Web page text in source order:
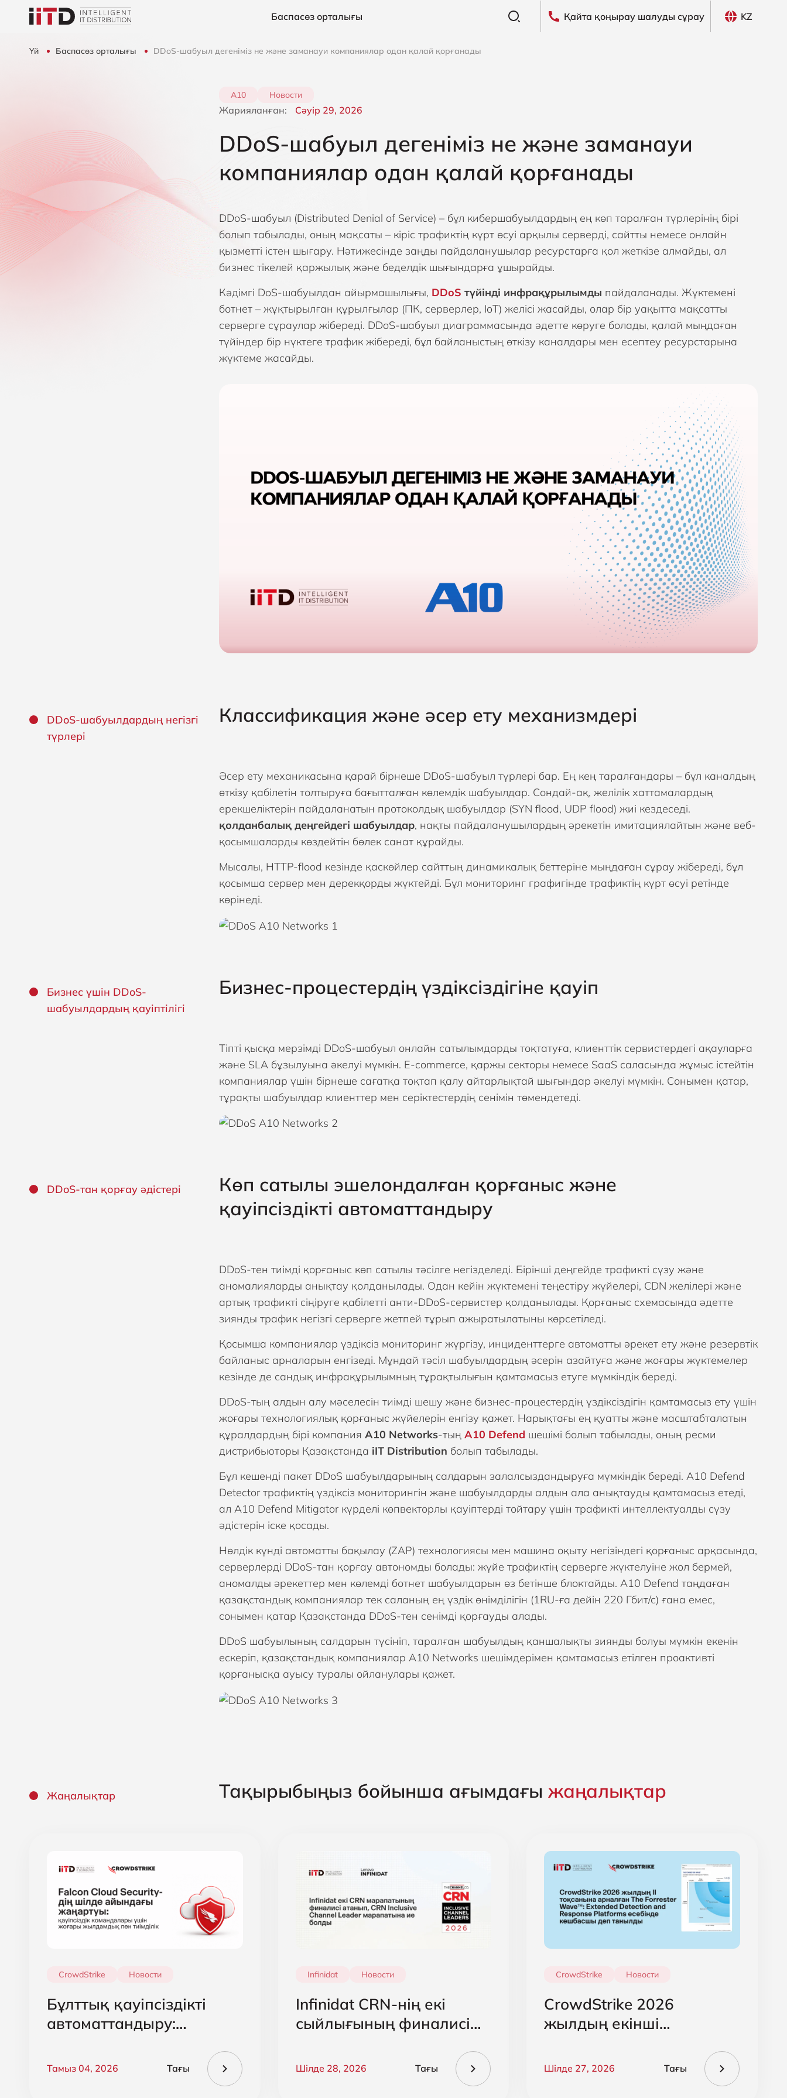
Баспасөз орталығы Қайта қоңырау шалуды сұрау KZ
Үй Баспасөз орталығы DDoS-шабуыл дегеніміз не және заманауи компаниялар одан қалай қорғанады
А10 Новости
Жарияланған: Сәуір 29, 2026
DDoS-шабуыл дегеніміз не және заманауи
компаниялар одан қалай қорғанады
DDoS-шабуыл (Distributed Denial of Service) – бұл кибершабуылдардың ең көп таралған түрлерінің бірі
болып табылады, оның мақсаты – кіріс трафиктің күрт өсуі арқылы серверді, сайтты немесе онлайн
қызметті істен шығару. Нәтижесінде заңды пайдаланушылар ресурстарға қол жеткізе алмайды, ал
бизнес тікелей қаржылық және беделдік шығындарға ұшырайды.
Кәдімгі DoS-шабуылдан айырмашылығы, DDoS түйінді инфрақұрылымды пайдаланады. Жүктемені
ботнет – жұқтырылған құрылғылар (ПК, серверлер, IoT) желісі жасайды, олар бір уақытта мақсатты
серверге сұраулар жібереді. DDoS-шабуыл диаграммасында әдетте көруге болады, қалай мыңдаған
түйіндер бір нүктеге трафик жібереді, бұл байланыстың өткізу каналдары мен есептеу ресурстарына
жүктеме жасайды.
DDoS-шабуылдардың негізгі
түрлері
Классификация және әсер ету механизмдері
Әсер ету механикасына қарай бірнеше DDoS-шабуыл түрлері бар. Ең кең таралғандары – бұл каналдың
өткізу қабілетін толтыруға бағытталған көлемдік шабуылдар. Сондай-ақ, желілік хаттамалардың
ерекшеліктерін пайдаланатын протоколдық шабуылдар (SYN flood, UDP flood) жиі кездеседі.
қолданбалық деңгейдегі шабуылдар, нақты пайдаланушылардың әрекетін имитациялайтын және веб-
қосымшаларды көздейтін бөлек санат құрайды.
Мысалы, HTTP-flood кезінде қаскөйлер сайттың динамикалық беттеріне мыңдаған сұрау жібереді, бұл
қосымша сервер мен дерекқорды жүктейді. Бұл мониторинг графигінде трафиктің күрт өсуі ретінде
көрінеді.
Бизнес үшін DDoS-
шабуылдардың қауіптілігі
Бизнес-процестердің үздіксіздігіне қауіп
Тіпті қысқа мерзімді DDoS-шабуыл онлайн сатылымдарды тоқтатуға, клиенттік сервистердегі ақауларға
және SLA бұзылуына әкелуі мүмкін. E-commerce, қаржы секторы немесе SaaS саласында жұмыс істейтін
компаниялар үшін бірнеше сағатқа тоқтап қалу айтарлықтай шығындар әкелуі мүмкін. Сонымен қатар,
тұрақты шабуылдар клиенттер мен серіктестердің сенімін төмендетеді.
DDoS-тан қорғау әдістері
Көп сатылы эшелондалған қорғаныс және
қауіпсіздікті автоматтандыру
DDoS-тен тиімді қорғаныс көп сатылы тәсілге негізделеді. Бірінші деңгейде трафикті сүзу және
аномалияларды анықтау қолданылады. Одан кейін жүктемені теңестіру жүйелері, CDN желілері және
артық трафикті сіңіруге қабілетті анти-DDoS-сервистер қолданылады. Қорғаныс схемасында әдетте
зиянды трафик негізгі серверге жетпей тұрып ажыратылатыны көрсетіледі.
Қосымша компаниялар үздіксіз мониторинг жүргізу, инциденттерге автоматты әрекет ету және резервтік
байланыс арналарын енгізеді. Мұндай тәсіл шабуылдардың әсерін азайтуға және жоғары жүктемелер
кезінде де сандық инфрақұрылымның тұрақтылығын қамтамасыз етуге мүмкіндік береді.
DDoS-тың алдын алу мәселесін тиімді шешу және бизнес-процестердің үздіксіздігін қамтамасыз ету үшін
жоғары технологиялық қорғаныс жүйелерін енгізу қажет. Нарықтағы ең қуатты және масштабталатын
құралдардың бірі компания A10 Networks-тың A10 Defend шешімі болып табылады, оның ресми
дистрибьюторы Қазақстанда iIT Distribution болып табылады.
Бұл кешенді пакет DDoS шабуылдарының салдарын залалсыздандыруға мүмкіндік береді. A10 Defend
Detector трафиктің үздіксіз мониторингін және шабуылдарды алдын ала анықтауды қамтамасыз етеді,
ал A10 Defend Mitigator күрделі көпвекторлы қауіптерді тойтару үшін трафикті интеллектуалды сүзу
әдістерін іске қосады.
Нөлдік күнді автоматты бақылау (ZAP) технологиясы мен машина оқыту негізіндегі қорғаныс арқасында,
серверлерді DDoS-тан қорғау автономды болады: жүйе трафиктің серверге жүктелуіне жол бермей,
аномалды әрекеттер мен көлемді ботнет шабуылдарын өз бетінше блоктайды. A10 Defend таңдаған
қазақстандық компаниялар тек саланың ең үздік өнімділігін (1RU-ға дейін 220 Гбит/с) ғана емес,
сонымен қатар Қазақстанда DDoS-тен сенімді қорғауды алады.
DDoS шабуылының салдарын түсініп, таралған шабуылдың қаншалықты зиянды болуы мүмкін екенін
ескеріп, қазақстандық компаниялар A10 Networks шешімдерімен қамтамасыз етілген проактивті
қорғанысқа ауысу туралы ойланулары қажет.
Жаңалықтар Тақырыбыңыз бойынша ағымдағы жаңалықтар
CrowdStrike Новости
Бұлттық қауіпсіздікті
автоматтандыру:
Security жаңартуы
Тамыз 04, 2026 Тағы
Infinidat Новости
Infinidat CRN-нің екі
сыйлығының финалисі
Inclusive Channel Leader
Шілде 28, 2026 Тағы
CrowdStrike Новости
CrowdStrike 2026
жылдың екінші
Forrester Wave есебінде
Шілде 27, 2026 Тағы